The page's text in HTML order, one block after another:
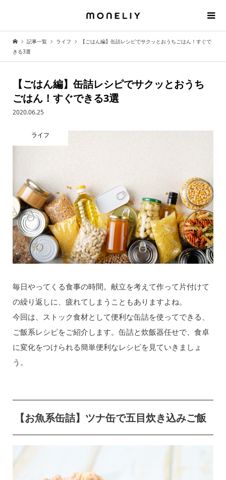
記事一覧 ライフ
【ごはん編】缶詰レシピでサクッとおうちごはん！すぐで
きる3選
【ごはん編】缶詰レシピでサクッとおうち
ごはん！すぐできる3選
2020.06.25
ライフ
毎日やってくる食事の時間。献立を考えて作って片付けて
の繰り返しに、疲れてしまうこともありますよね。
今回は、ストック食材として便利な缶詰を使ってできる、
ご飯系レシピをご紹介します。缶詰と炊飯器任せで、食卓
に変化をつけられる簡単便利なレシピを見ていきましょ
う。
【お魚系缶詰】ツナ缶で五目炊き込みご飯